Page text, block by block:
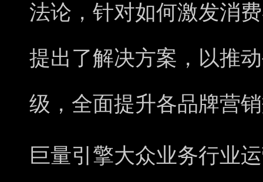
法论，针对如何激发消
提出了解决方案，以推
级，全面提升各品牌营
巨量引擎大众业务行业